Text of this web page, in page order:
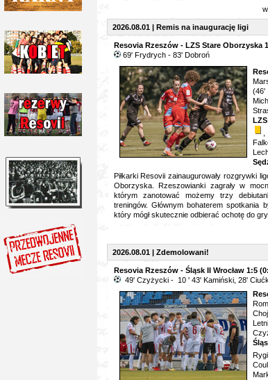
2026.08.01 | Remis na inaugurację ligi
Resovia Rzeszów - LZS Stare Oborzyska
69' Frydrych - 83' Dobroń
(46'
Piłkarki Resovii zainaugurowały rozgrywki
Oborzyska. Rzeszowianki zagrały w
którym zanotować możemy trzy
treningów. Głównym bohaterem spotkania
który mógł skutecznie odbierać ochotę do gry
2026.08.01 | Zdemolowani!
Resovia Rzeszów - Śląsk II Wrocław 1:5
49' Czyżycki - 10 ' 43' Kamiński, 28'